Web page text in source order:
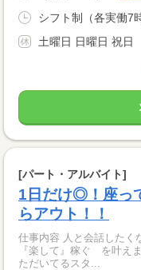
シフト制（各実働7
土曜日 日曜日 祝日
[パート・アルバイト]
1日だけ◎！座っ
らアウト！！
仕事内容 人と会話したくないな..... 疲れるのは嫌だな。。。 など
『楽して』稼ぐ を叶えます。 人気のお仕事の為、既に
ただいてるスタ...